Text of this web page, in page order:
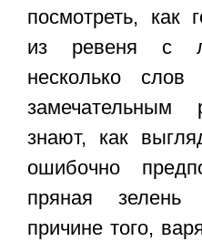
посмотреть, как
из ревеня с
несколько
замечательным
знают, как
ошибочно
пряная
причине того,